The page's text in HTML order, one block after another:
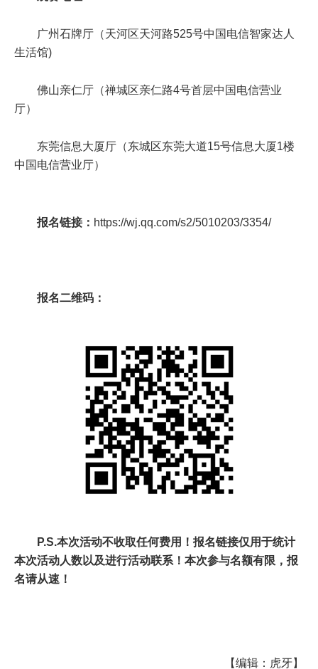
广州石牌厅（天河区天河路525号中国电信智家达人
生活馆)
佛山亲仁厅（禅城区亲仁路4号首层中国电信营业
厅）
东莞信息大厦厅（东城区东莞大道15号信息大厦1楼
中国电信营业厅）
报名链接： https://wj.qq.com/s2/5010203/3354/
报名二维码：
P.S.本次活动不收取任何费用！报名链接仅用于统计
本次活动人数以及进行活动联系！本次参与名额有限，报
名请从速！
【编辑：虎牙】